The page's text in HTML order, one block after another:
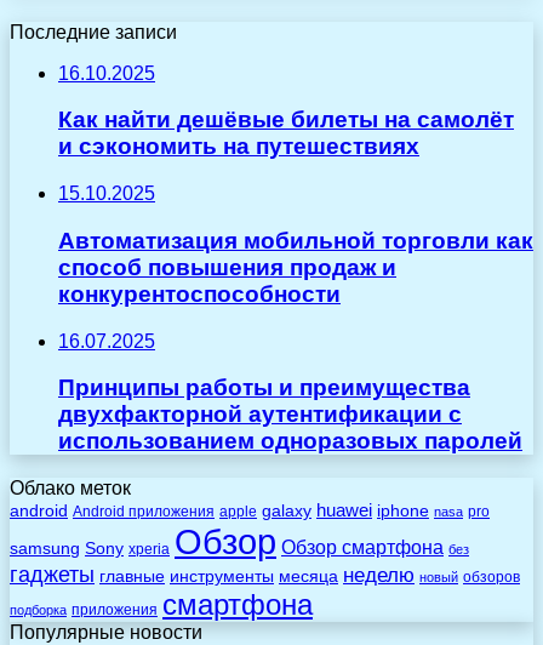
Последние записи
16.10.2025
Как найти дешёвые билеты на самолёт
и сэкономить на путешествиях
15.10.2025
Автоматизация мобильной торговли как
способ повышения продаж и
конкурентоспособности
16.07.2025
Принципы работы и преимущества
двухфакторной аутентификации с
использованием одноразовых паролей
Облако меток
android Android приложения apple galaxy huawei iphone nasa pro
samsung Sony xperia Обзор Обзор смартфона без
гаджеты главные инструменты месяца неделю новый обзоров
подборка приложения смартфона
Популярные новости